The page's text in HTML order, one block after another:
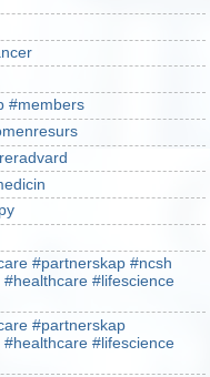
#members
#partnerskap #ncsh
#lifescience
#partnerskap
#lifescience